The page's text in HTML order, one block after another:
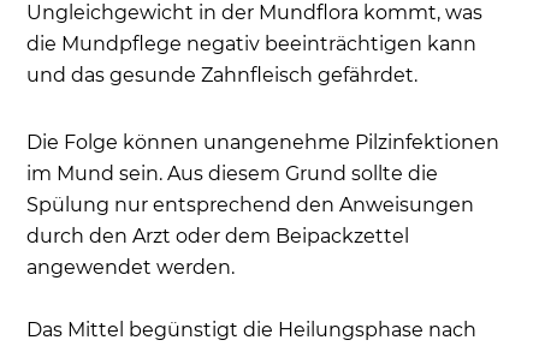
Ungleichgewicht in der Mundflora kommt, was
die Mundpflege negativ beeinträchtigen kann
und das gesunde Zahnfleisch gefährdet.
Die Folge können unangenehme Pilzinfektionen
im Mund sein. Aus diesem Grund sollte die
Spülung nur entsprechend den Anweisungen
durch den Arzt oder dem Beipackzettel
angewendet werden.
Das Mittel begünstigt die Heilungsphase nach